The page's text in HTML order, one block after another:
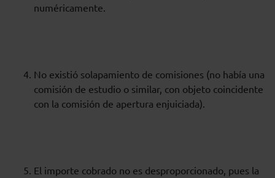
numéricamente.
No existió solapamiento de comisiones (no había una
comisión de estudio o similar, con objeto coincidente
con la comisión de apertura enjuiciada).
El importe cobrado no es desproporcionado, pues la